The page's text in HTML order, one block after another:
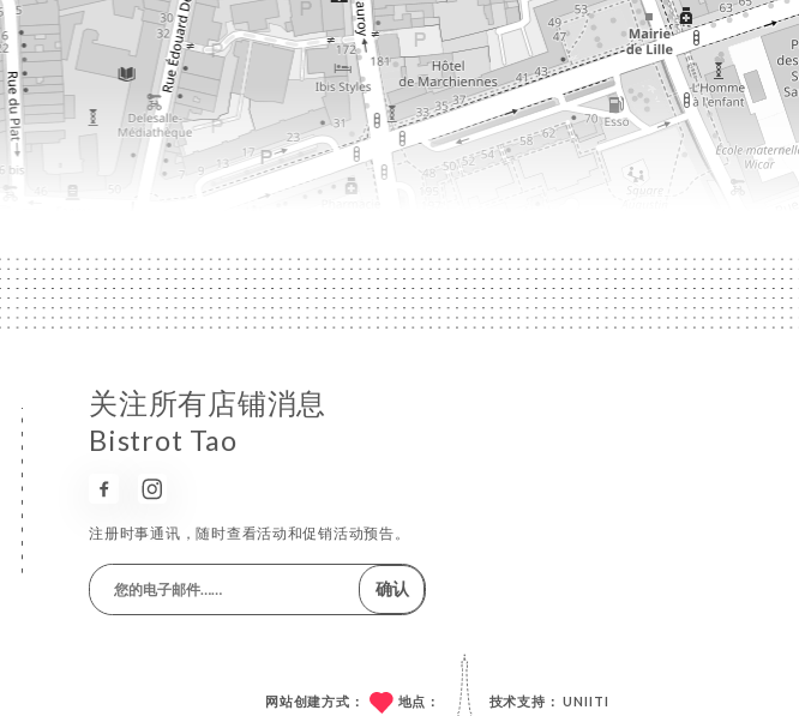
关注所有店铺消息
Bistrot Tao
注册时事通讯，随时查看活动和促销活动预告。
确认
网站创建方式： 地点： 技术支持：UNIITI